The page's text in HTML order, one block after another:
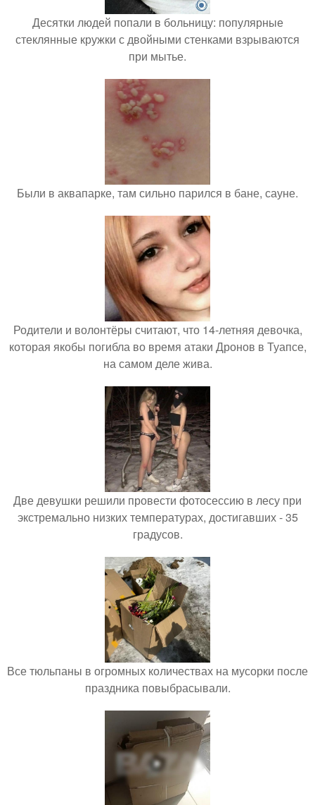
Десятки людей попали в больницу: популярные
стеклянные кружки с двойными стенками взрываются
при мытье.
Были в аквапарке, там сильно парился в бане, сауне.
Родители и волонтёры считают, что 14-летняя девочка,
которая якобы погибла во время атаки Дронов в Туапсе,
на самом деле жива.
Две девушки решили провести фотосессию в лесу при
экстремально низких температурах, достигавших - 35
градусов.
Все тюльпаны в огромных количествах на мусорки после
праздника повыбрасывали.